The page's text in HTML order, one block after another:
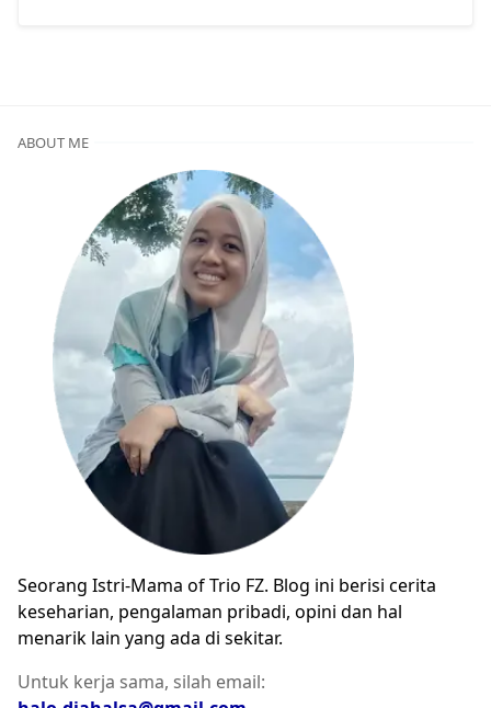
ABOUT ME
Seorang Istri-Mama of Trio FZ. Blog ini berisi cerita
keseharian, pengalaman pribadi, opini dan hal
menarik lain yang ada di sekitar.
Untuk kerja sama, silah email: